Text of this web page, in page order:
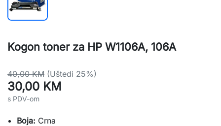
Kogon toner za HP W1106A, 106A
40,00 KM (Uštedi 25%)
30,00 KM
s PDV-om
Boja: Crna